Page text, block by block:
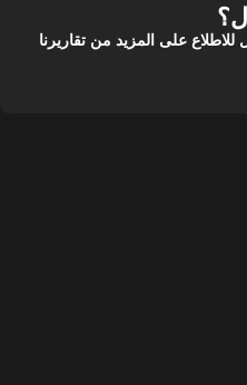
على المزيد من تقاريرنا